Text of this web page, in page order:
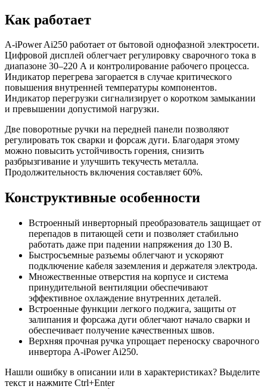
Как работает
A-iPower Ai250 работает от бытовой однофазной электросети.
Цифровой дисплей облегчает регулировку сварочного тока в
диапазоне 30–220 А и контролирование рабочего процесса.
Индикатор перегрева загорается в случае критического
повышения внутренней температуры компонентов.
Индикатор перегрузки сигнализирует о коротком замыкании
и превышении допустимой нагрузки.
Две поворотные ручки на передней панели позволяют
регулировать ток сварки и форсаж дуги. Благодаря этому
можно повысить устойчивость горения, снизить
разбрызгивание и улучшить текучесть металла.
Продолжительность включения составляет 60%.
Конструктивные особенности
Встроенный инверторный преобразователь защищает от
перепадов в питающей сети и позволяет стабильно
работать даже при падении напряжения до 130 В.
Быстросъемные разъемы облегчают и ускоряют
подключение кабеля заземления и держателя электрода.
Множественные отверстия на корпусе и система
принудительной вентиляции обеспечивают
эффективное охлаждение внутренних деталей.
Встроенные функции легкого поджига, защиты от
залипания и форсажа дуги облегчают начало сварки и
обеспечивает получение качественных швов.
Верхняя прочная ручка упрощает переноску сварочного
инвертора A-iPower Ai250.
Нашли ошибку в описании или в характеристиках? Выделите
текст и нажмите Ctrl+Enter